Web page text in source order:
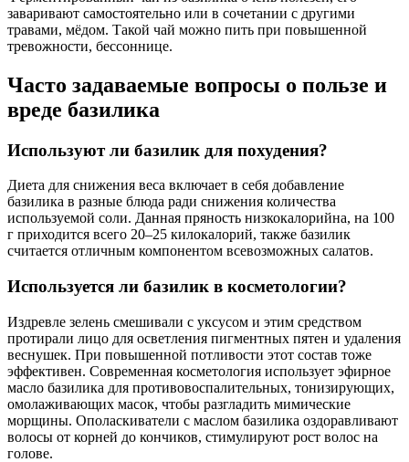
заваривают самостоятельно или в сочетании с другими
травами, мёдом. Такой чай можно пить при повышенной
тревожности, бессоннице.
Часто задаваемые вопросы о пользе и
вреде базилика
Используют ли базилик для похудения?
Диета для снижения веса включает в себя добавление
базилика в разные блюда ради снижения количества
используемой соли. Данная пряность низкокалорийна, на 100
г приходится всего 20–25 килокалорий, также базилик
считается отличным компонентом всевозможных салатов.
Используется ли базилик в косметологии?
Издревле зелень смешивали с уксусом и этим средством
протирали лицо для осветления пигментных пятен и удаления
веснушек. При повышенной потливости этот состав тоже
эффективен. Современная косметология использует эфирное
масло базилика для противовоспалительных, тонизирующих,
омолаживающих масок, чтобы разгладить мимические
морщины. Ополаскиватели с маслом базилика оздоравливают
волосы от корней до кончиков, стимулируют рост волос на
голове.